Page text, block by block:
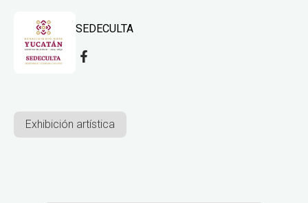
SEDECULTA
Exhibición artística